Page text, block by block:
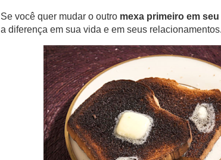
Se você quer mudar o outro mexa primeiro em
a diferença em sua vida e em seus relacionamentos.